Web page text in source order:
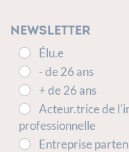
Newsletter
Élu.e
- de 26 ans
+ de 26 ans
Acteur.trice de
professionnelle
Entreprise